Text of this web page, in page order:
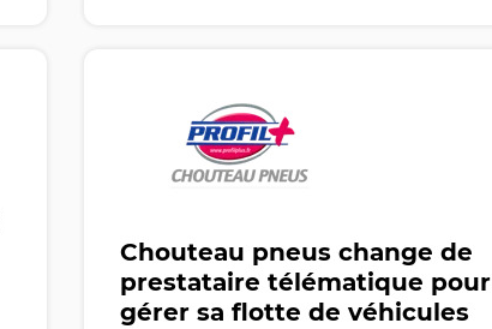
Chouteau pneus change de
prestataire télématique pour
gérer sa flotte de véhicules